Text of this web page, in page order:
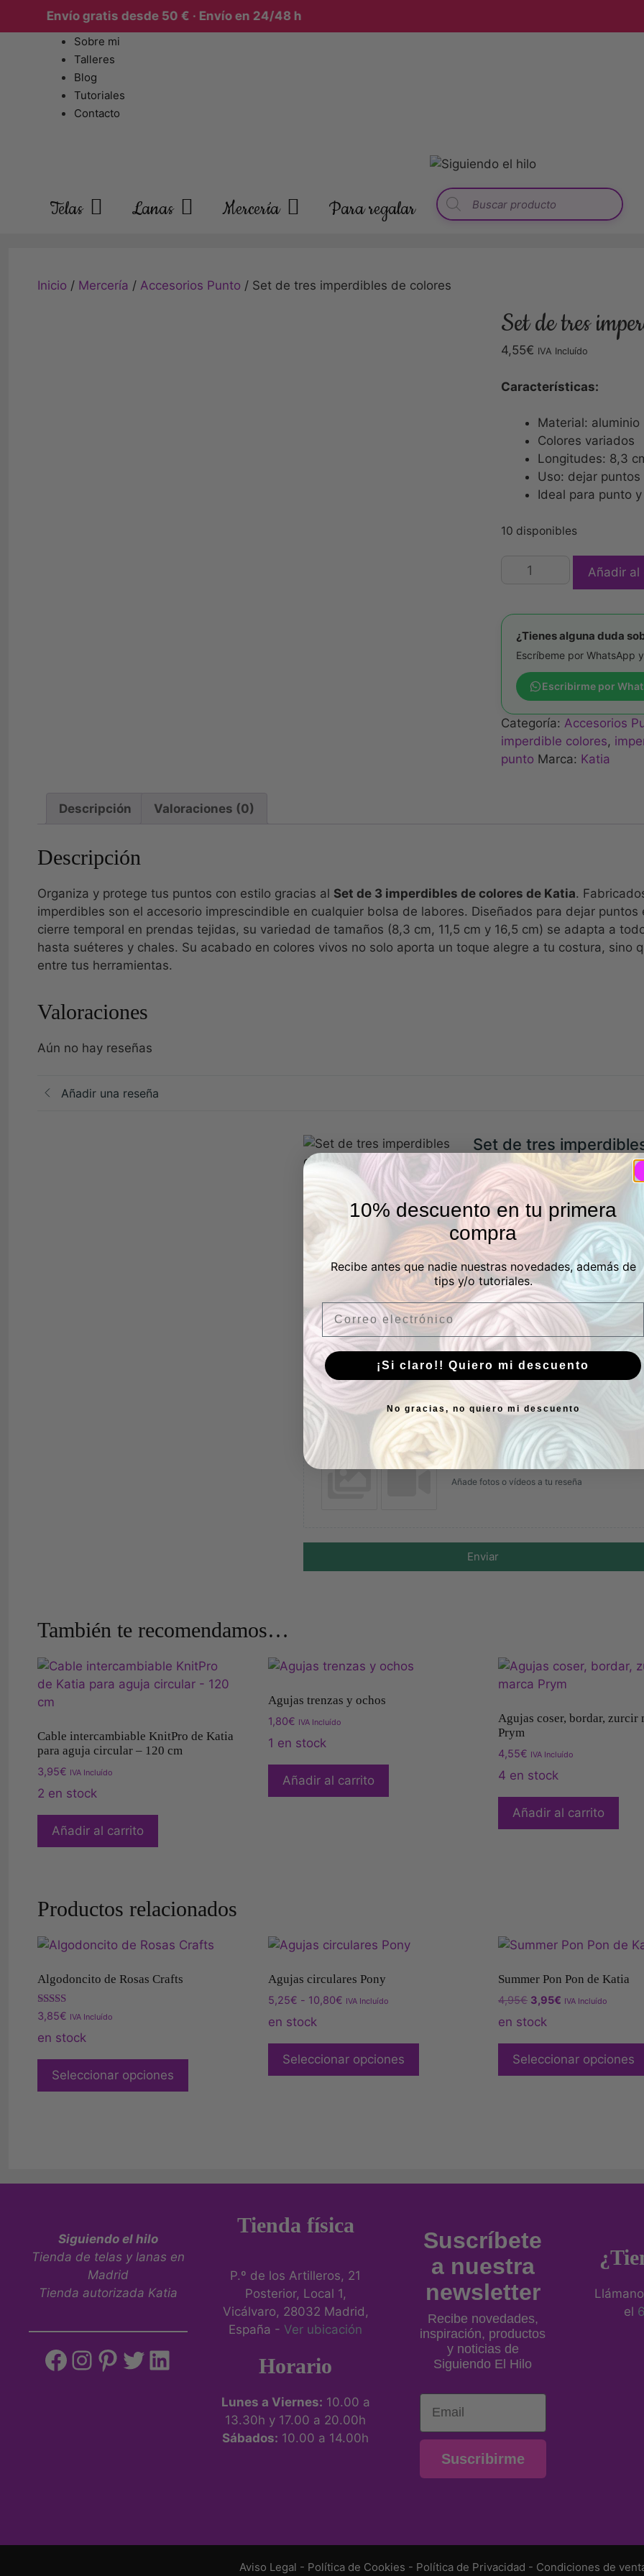
Envío gratis desde 50 € · Envío en 24/48 h
Sobre mi
Talleres
Blog
Tutoriales
Contacto
Telas Lanas Mercería Para regalar
Inicio / Mercería / Accesorios Punto / Set de tres imperdibles de colores
Set de tres
4,55€ IVA Incluído
Características:
Material:
Colores variados
Longitudes: 8,3
Uso: dejar
Ideal para punto
10 disponibles
Añadir al
¿Tienes alguna duda
Escríbeme por WhatsApp
Escribirme por
Categoría: Accesorios
imperdible colores,
punto Marca: Katia
Descripción Valoraciones (0)
Descripción
Organiza y protege tus puntos con estilo gracias al Set de 3 imperdibles de colores de Katia.
imperdibles son el accesorio imprescindible en cualquier bolsa de labores. Diseñados para dejar
cierre temporal en prendas tejidas, su variedad de tamaños (8,3 cm, 11,5 cm y 16,5 cm) se adapta a
hasta suéteres y chales. Su acabado en colores vivos no solo aporta un toque alegre a tu costura,
entre tus herramientas.
Valoraciones
Aún no hay reseñas
Añadir una reseña
Set de tres
de colores
Valoración
0/5
Nombre Correo electrónico
Añade fotos o vídeos a tu reseña
Enviar
También te recomendamos…
Cable intercambiable KnitPro de Katia
para aguja circular – 120 cm
3,95€ IVA Incluído
2 en stock
Añadir al carrito
Agujas trenzas y ochos
1,80€ IVA Incluído
1 en stock
Añadir al carrito
Agujas coser, bordar, zurcir
Prym
4,55€ IVA Incluído
4 en stock
Añadir al carrito
Productos relacionados
Algodoncito de Rosas Crafts
Valorado
con
4.00
de 5
3,85€ IVA Incluído
en stock
Seleccionar opciones
Agujas circulares Pony
5,25€ - 10,80€ IVA Incluído
en stock
Seleccionar opciones
Summer Pon Pon de Katia
4,95€ 3,95€ IVA Incluído
en stock
Seleccionar opciones
Siguiendo el hilo
Tienda de telas y lanas en
Madrid
Tienda autorizada Katia
Tienda física
P.º de los Artilleros, 21
Posterior, Local 1,
Vicálvaro, 28032 Madrid,
España - Ver ubicación
Horario
Lunes a Viernes: 10.00 a
13.30h y 17.00 a 20.00h
Sábados: 10.00 a 14.00h
Suscríbete
a nuestra
newsletter
Recibe novedades,
inspiración, productos
y noticias de
Siguiendo El Hilo
Email
Suscribirme
el
Aviso Legal - Política de Cookies - Política de Privacidad - Condiciones de
10% descuento en tu primera
compra
Recibe antes que nadie nuestras novedades, además de
tips y/o tutoriales.
Email
¡Si claro!! Quiero mi descuento
No gracias, no quiero mi descuento